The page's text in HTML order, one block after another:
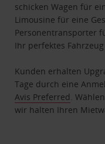
schicken Wagen für
Limousine für eine
Personentransporter
Ihr perfektes
Kunden erhalten
Tage durch eine
Avis Preferred .
wir halten Ihren